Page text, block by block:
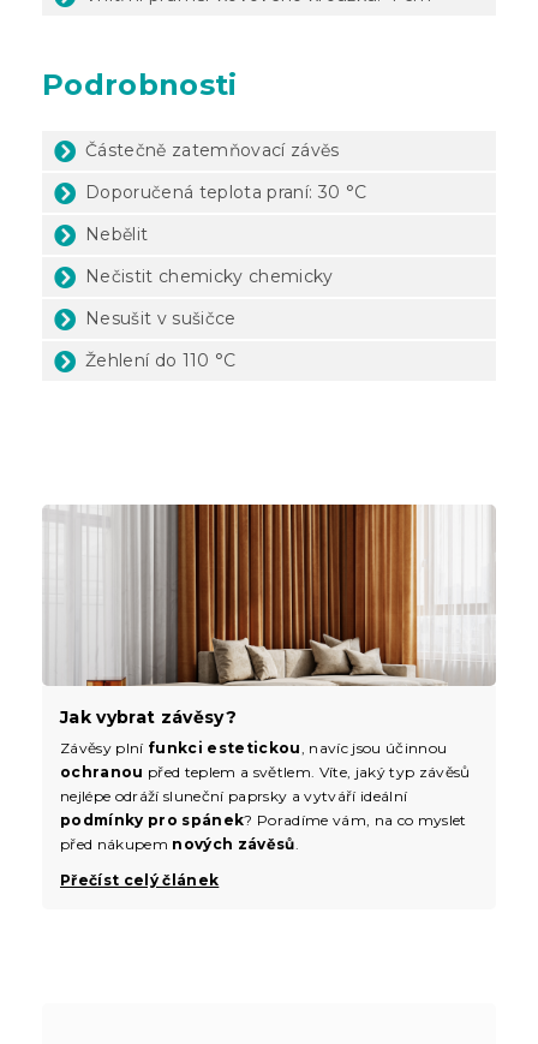
Podrobnosti
Částečně zatemňovací závěs
Doporučená teplota praní: 30 °C
Nebělit
Nečistit chemicky chemicky
Nesušit v sušičce
Žehlení do 110 °C
Jak vybrat závěsy?
Závěsy plní funkci estetickou , navíc jsou účinnou
ochranou před teplem a světlem. Víte, jaký typ závěsů
nejlépe odráží sluneční paprsky a vytváří ideální
podmínky pro spánek? Poradíme vám, na co myslet
před nákupem nových závěsů
Přečíst celý článek